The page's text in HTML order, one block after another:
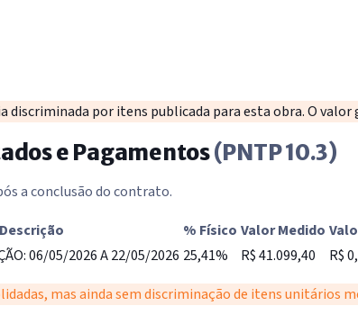
por itens publicada para esta obra. O
e Pagamentos(PNTP 10.3)
a conclusão do contrato.
Descrição % Físico Valor Medido
06/05/2026 A 22/05/2026 25,41% R$ 41.099,40 R$
mas ainda sem discriminação de itens unitários